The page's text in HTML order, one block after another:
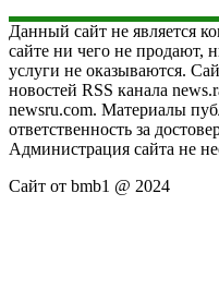
Данный сайт не является
сайте ни чего не продают,
услуги не оказываются.
новостей RSS канала
newsru.com. Материалы
ответственность за
Администрация сайта не
Сайт от bmb1 @ 2024